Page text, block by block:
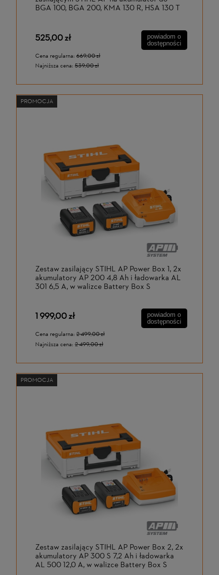
BGA 100, BGA 200, KMA 130 R, HSA 130 T
525,00 zł
Cena regularna: 669,00 zł
Najniższa cena: 539,00 zł
powiadom o
dostępności
Zestaw zasilający STIHL AP Power Box 1, 2x
akumulatory AP 200 4,8 Ah i ładowarka AL
301 6,5 A, w walizce Battery Box S
1 999,00 zł
Cena regularna: 2 499,00 zł
Najniższa cena: 2 499,00 zł
powiadom o
dostępności
PROMOCJA
Zestaw zasilający STIHL AP Power Box 2, 2x
akumulatory AP 300 S 7,2 Ah i ładowarka
AL 500 12,0 A, w walizce Battery Box S
PROMOCJA